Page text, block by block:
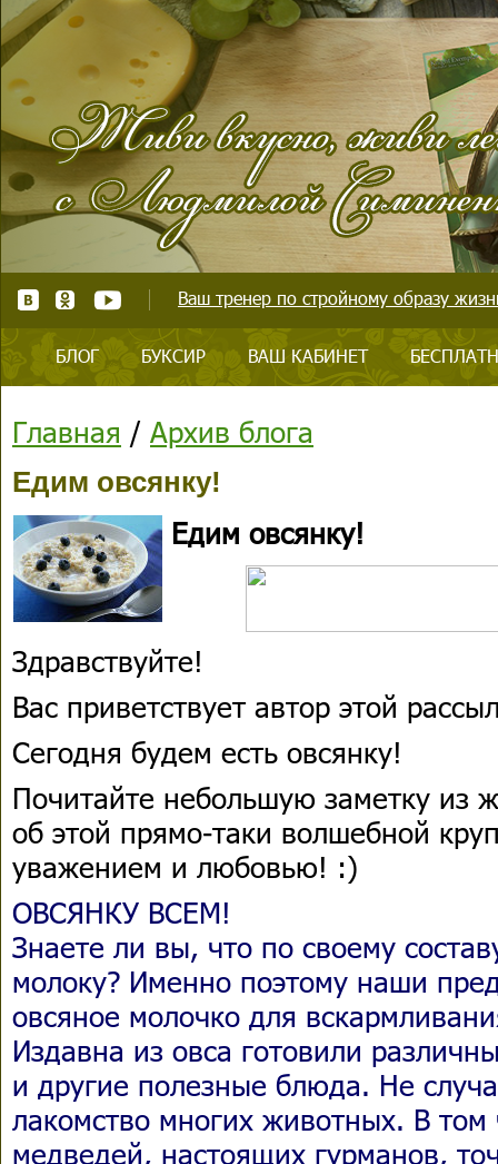
Ваш тренер по стройному образу
БЛОГ БУКСИР ВАШ КАБИНЕТ
Главная / Архив блога
Едим овсянку!
Едим овсянку!
Здравствуйте!
Вас приветствует автор этой
Сегодня будем есть овсянку!
Почитайте небольшую заметку из
об этой прямо-таки волшебной
уважением и любовью! :)
ОВСЯНКУ ВСЕМ!
Знаете ли вы, что по своему
молоку? Именно поэтому наши
овсяное молочко для
Издавна из овса готовили
и другие полезные блюда. Не
лакомство многих животных. В
медведей, настоящих гурманов,